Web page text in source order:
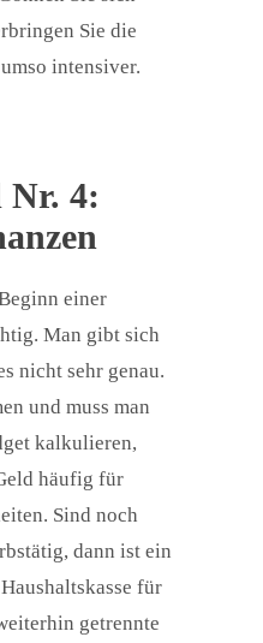
Sie die
intensiver.
Nr. 4:
einer
Man gibt sich
nicht sehr genau.
und muss man
kalkulieren,
häufig für
Sind noch
dann ist ein
für
getrennte